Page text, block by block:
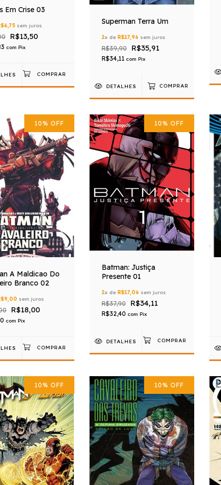
Em Crise 03
sem juros
R$13,50
com Pix
Superman Terra Um
2x de R$17,96 sem juros
R$39,90 R$35,91
R$34,11 com Pix
DETALHES COMPRAR
10% OFF
A Maldicao Do
Branco 02
sem juros
R$18,00
com Pix
10% OFF
Batman: Justiça
Presente 01
2x de R$17,06 sem juros
R$37,90 R$34,11
R$32,40 com Pix
DETALHES
10% OFF 10% OFF